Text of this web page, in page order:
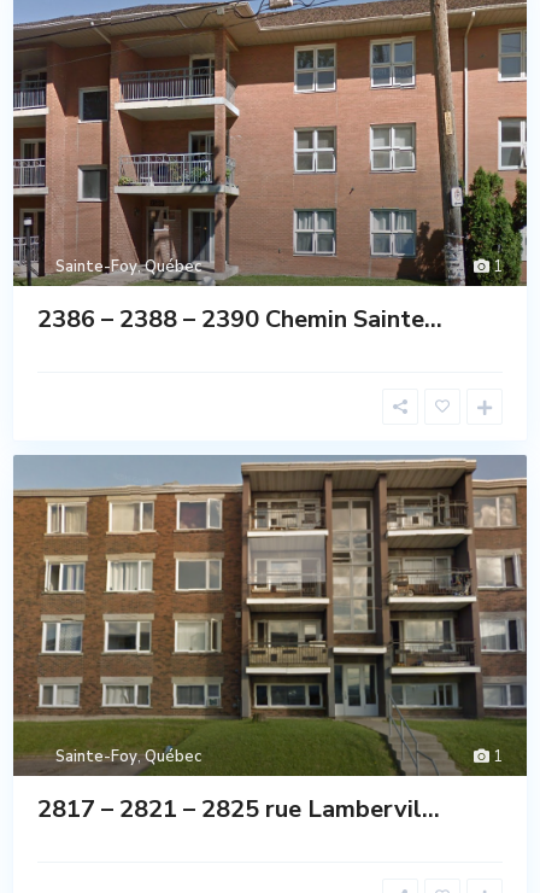
1
Sainte-Foy,Québec
2386 – 2388 – 2390 Chemin Sainte...
1
Sainte-Foy,Québec
2817 – 2821 – 2825 rue Lambervil...